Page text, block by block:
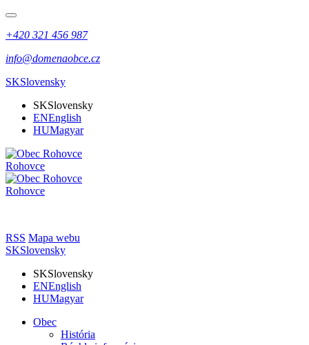
+420 321 456 987
info@domenaobce.cz
SKSlovensky
SKSlovensky
ENEnglish
HUMagyar
Rohovce
Rohovce
RSS Mapa webu
SKSlovensky
SKSlovensky
ENEnglish
HUMagyar
Obec
História